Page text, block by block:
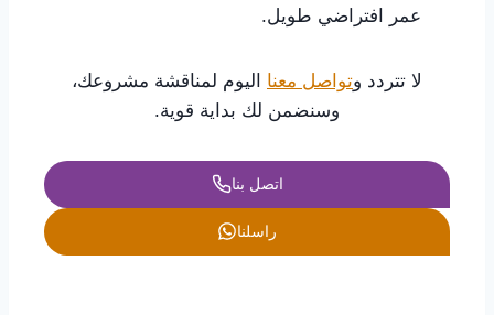
عمر افتراضي طويل.
لا تتردد وتواصل معنا اليوم لمناقشة مشروعك،
وسنضمن لك بداية قوية.
اتصل بنا
راسلنا